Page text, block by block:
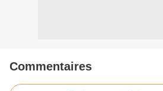
Commentaires